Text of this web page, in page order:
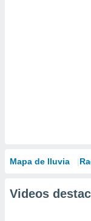
Mapa de lluvia
Videos